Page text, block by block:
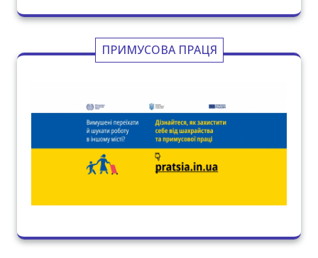
ПРИМУСОВА ПРАЦЯ